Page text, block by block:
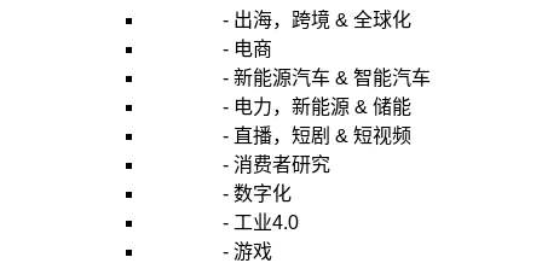
- 出海，跨境 & 全球化
- 电商
- 新能源汽车 & 智能汽车
- 电力，新能源 & 储能
- 直播，短剧 & 短视频
- 消费者研究
- 数字化
- 工业4.0
- 游戏